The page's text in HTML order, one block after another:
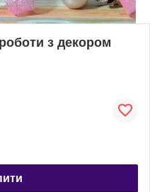
з декором